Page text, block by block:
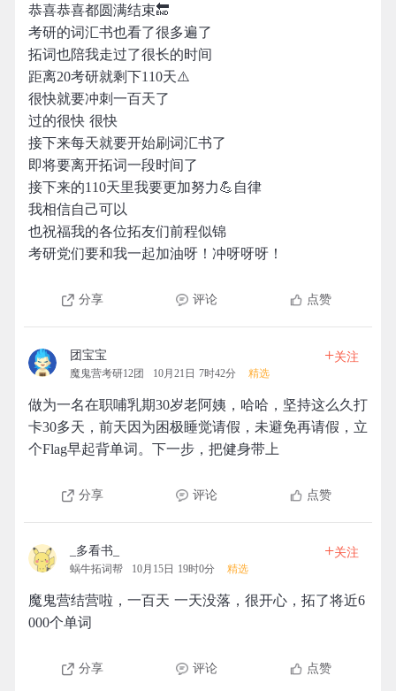
恭喜恭喜都圆满结束🔚
考研的词汇书也看了很多遍了
拓词也陪我走过了很长的时间
距离20考研就剩下110天⚠️
很快就要冲刺一百天了
过的很快 很快
接下来每天就要开始刷词汇书了
即将要离开拓词一段时间了
接下来的110天里我要更加努力💪自律
我相信自己可以
也祝福我的各位拓友们前程似锦
考研党们要和我一起加油呀！冲呀呀呀！
分享 评论 点赞
团宝宝
魔鬼营考研12团 10月21日 7时42分 精选
+关注
做为一名在职哺乳期30岁老阿姨，哈哈，坚持这么久打
卡30多天，前天因为困极睡觉请假，未避免再请假，立
个Flag早起背单词。下一步，把健身带上
分享 评论 点赞
_多看书_
蜗牛拓词帮 10月15日 19时0分 精选
+关注
魔鬼营结营啦，一百天 一天没落，很开心，拓了将近6
000个单词
分享 评论 点赞